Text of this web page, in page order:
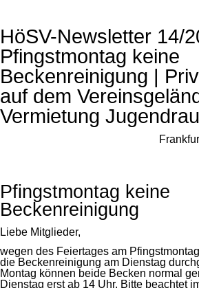
HöSV-Newsletter 14/
Pfingstmontag keine
Beckenreinigung |
auf dem
Vermietung
Pfingstmontag keine
Beckenreinigung
Liebe Mitglieder,
wegen des Feiertages am
die Beckenreinigung am Dienstag
Montag können beide Becken normal
Dienstag erst ab 14 Uhr. Bitte beachtet